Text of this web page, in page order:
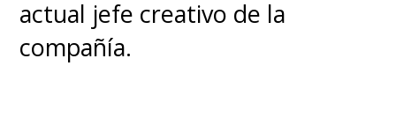
actual jefe creativo de la
compañía.